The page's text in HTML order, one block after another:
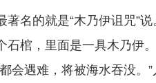
著名的就是“木乃伊诅咒”
石棺，里面是一具木乃伊
会遇难，将被海水吞没。